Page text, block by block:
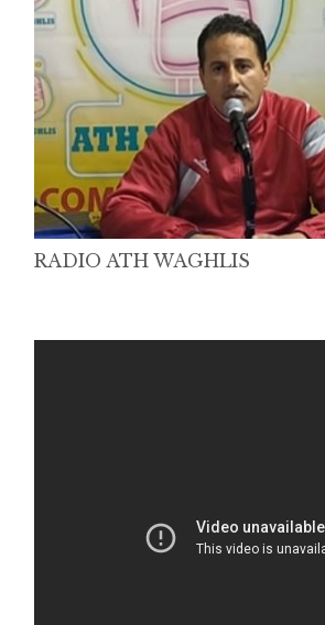
RADIO ATH WAGHLIS